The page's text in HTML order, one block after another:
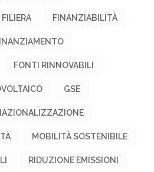
FILIERA FINANZIABILITÀ
FONTI RINNOVABILI
GSE
MOBILITÀ SOSTENIBILE
RIDUZIONE EMISSIONI